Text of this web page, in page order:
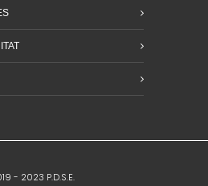
- 2023 P.D.S.E.